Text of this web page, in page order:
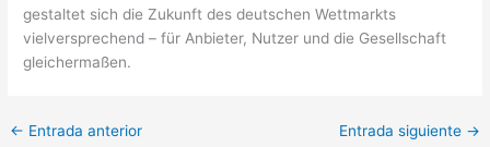
gestaltet sich die Zukunft des deutschen Wettmarkts
vielversprechend – für Anbieter, Nutzer und die Gesellschaft
gleichermaßen.
← Entrada anterior Entrada siguiente →